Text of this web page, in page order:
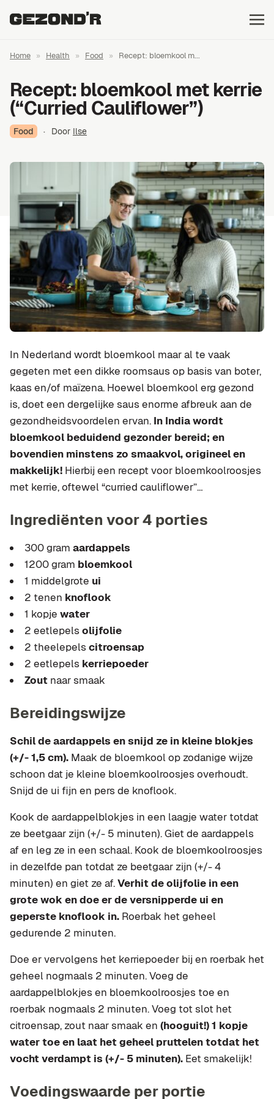
Home » Health » Food » Recept: bloemkool m...
Recept: bloemkool met kerrie
(“Curried Cauliflower”)
Food · Door Ilse
In Nederland wordt bloemkool maar al te vaak
gegeten met een dikke roomsaus op basis van boter,
kaas en/of maïzena. Hoewel bloemkool erg gezond
is, doet een dergelijke saus enorme afbreuk aan de
gezondheidsvoordelen ervan. In India wordt
bloemkool beduidend gezonder bereid; en
bovendien minstens zo smaakvol, origineel en
makkelijk! Hierbij een recept voor bloemkoolroosjes
met kerrie, oftewel “curried cauliflower”…
Ingrediënten voor 4 porties
300 gram aardappels
1200 gram bloemkool
1 middelgrote ui
2 tenen knoflook
1 kopje water
2 eetlepelsolijfolie
2 theelepelscitroensap
2 eetlepels kerriepoeder
Zout naar smaak
Bereidingswijze
Schil de aardappels en snijd ze in kleine blokjes
(+/- 1,5 cm). Maak de bloemkool op zodanige wijze
schoon dat je kleine bloemkoolroosjes overhoudt.
Snijd de ui fijn en pers de knoflook.
Kook de aardappelblokjes in een laagje water totdat
ze beetgaar zijn (+/- 5 minuten). Giet de aardappels
af en leg ze in een schaal. Kook de bloemkoolroosjes
in dezelfde pan totdat ze beetgaar zijn (+/- 4
minuten) en giet ze af.Verhit de olijfolie in een
grote wok en doe er de versnipperde ui en
geperste knoflook in. Roerbak het geheel
gedurende 2 minuten.
Doe er vervolgens het kerriepoeder bij en roerbak het
geheel nogmaals 2 minuten. Voeg de
aardappelblokjes en bloemkoolroosjes toe en
roerbak nogmaals 2 minuten. Voeg tot slot het
citroensap, zout naar smaak en (hooguit!) 1 kopje
water toe en laat het geheel pruttelen totdat het
vocht verdampt is (+/- 5 minuten). Eet smakelijk!
Voedingswaarde per portie